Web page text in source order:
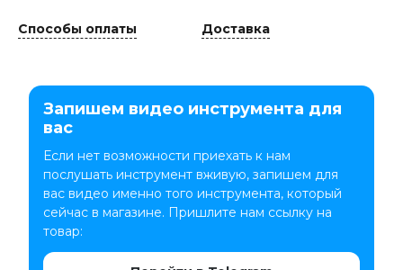
Способы оплаты Доставка
Запишем видео инструмента для
вас
Если нет возможности приехать к нам
послушать инструмент вживую, запишем для
вас видео именно того инструмента, который
сейчас в магазине. Пришлите нам ссылку на
товар: